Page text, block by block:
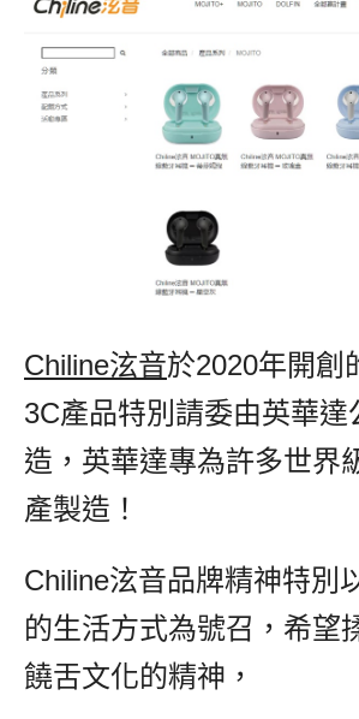
Chiline泫音於2020年開創
3C產品特別請委由英華達
造，英華達專為許多世界
產製造！
Chiline泫音品牌精神特別
的生活方式為號召，希望
饒舌文化的精神，